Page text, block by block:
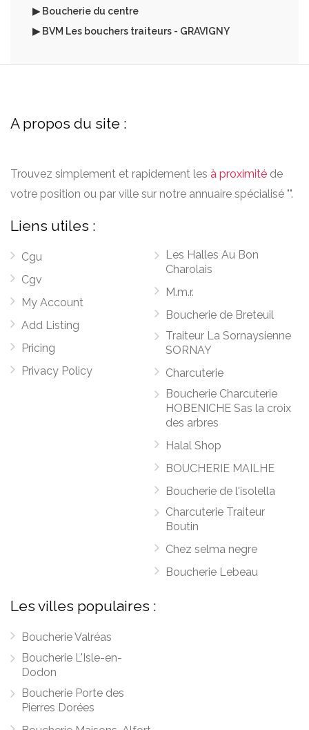
▶ Boucherie du centre
▶ BVM Les bouchers traiteurs - GRAVIGNY
A propos du site :
Trouvez simplement et rapidement les à proximité de
votre position ou par ville sur notre annuaire spécialisé "".
Liens utiles :
Cgu
Cgv
My Account
Add Listing
Pricing
Privacy Policy
Les Halles Au Bon
Charolais
M.m.r.
Boucherie de Breteuil
Traiteur La Sornaysienne
SORNAY
Charcuterie
Boucherie Charcuterie
HOBENICHE Sas la croix
des arbres
Halal Shop
BOUCHERIE MAILHE
Boucherie de l'isolella
Charcuterie Traiteur
Boutin
Chez selma negre
Boucherie Lebeau
Les villes populaires :
Boucherie Valréas
Boucherie L'Isle-en-
Dodon
Boucherie Porte des
Pierres Dorées